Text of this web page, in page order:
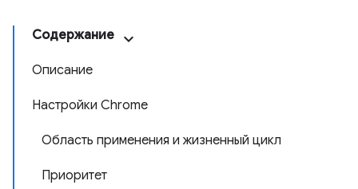
Содержание
Описание
Настройки Chrome
Область применения и жизненный цикл
Приоритет